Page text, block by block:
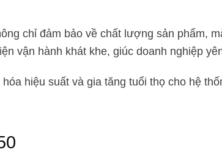
chỉ đảm bảo về chất lượng sản phẩm,
vận hành khát khe, giúc doanh nghiệp
hiệu suất và gia tăng tuổi thọ cho hệ